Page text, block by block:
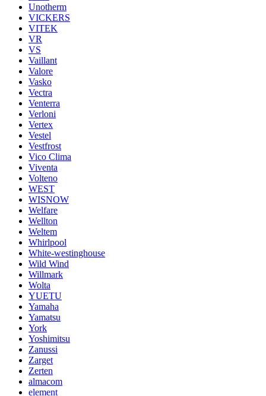
Unotherm
VICKERS
VITEK
VR
VS
Vaillant
Valore
Vasko
Vectra
Venterra
Verloni
Vertex
Vestel
Vestfrost
Vico Clima
Viventa
Volteno
WEST
WISNOW
Welfare
Wellton
Weltem
Whirlpool
White-westinghouse
Wild Wind
Willmark
Wolta
YUETU
Yamaha
Yamatsu
York
Yoshimitsu
Zanussi
Zarget
Zerten
almacom
element